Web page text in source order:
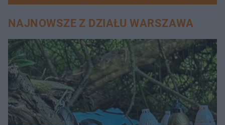
NAJNOWSZE Z DZIAŁU WARSZAWA